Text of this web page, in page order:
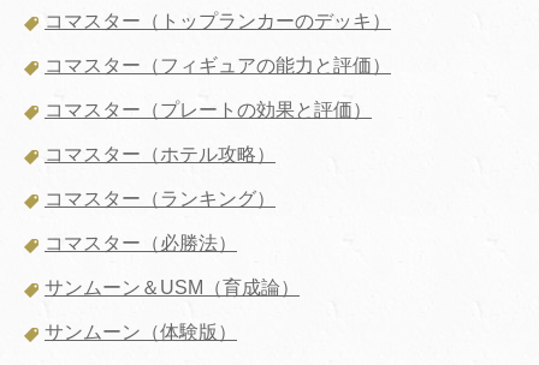
コマスター（トップランカーのデッキ）
コマスター（フィギュアの能力と評価）
コマスター（プレートの効果と評価）
コマスター（ホテル攻略）
コマスター（ランキング）
コマスター（必勝法）
サンムーン＆USM（育成論）
サンムーン（体験版）